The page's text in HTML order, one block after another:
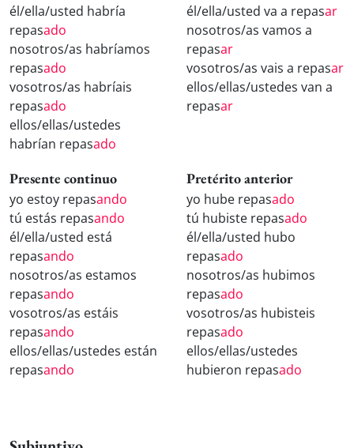
él/ella/usted habría
repasado
nosotros/as habríamos
repasado
vosotros/as habríais
repasado
ellos/ellas/ustedes
habrían repasado
él/ella/usted va a repasar
nosotros/as vamos a
repasar
vosotros/as vais a repasar
ellos/ellas/ustedes van a
repasar
Presente continuo
yo estoy repasando
tú estás repasando
él/ella/usted está
repasando
nosotros/as estamos
repasando
vosotros/as estáis
repasando
ellos/ellas/ustedes están
repasando
Pretérito anterior
yo hube repasado
tú hubiste repasado
él/ella/usted hubo
repasado
nosotros/as hubimos
repasado
vosotros/as hubisteis
repasado
ellos/ellas/ustedes
hubieron repasado